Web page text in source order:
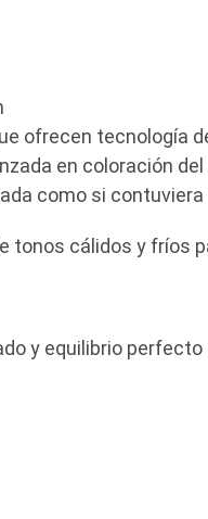
ofrecen tecnología
en coloración
como si
cálidos y fríos
y equilibrio